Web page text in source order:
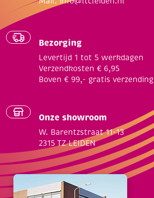
Bezorging
Levertijd 1 tot 5 werkdagen
Verzendkosten € 6,95
Boven € 99,- gratis verzending
Onze showroom
W. Barentzstraat 11-13
2315 TZ LEIDEN